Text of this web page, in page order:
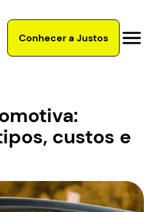
Conhecer a Justos
custos e